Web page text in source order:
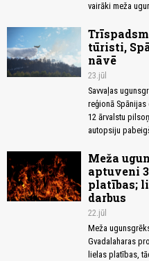
vairāki meža
tūristi,
nāvē
23.jūl
Savvaļas
reģionā
12 ārvalstu
autopsiju
Meža
aptuveni
platības;
darbus
22.jūl
Meža
Gvadalaharas
lielas platības,